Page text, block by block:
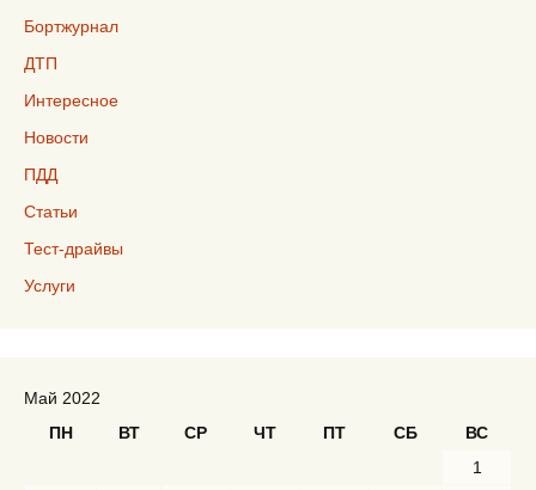
Бортжурнал
ДТП
Интересное
Новости
ПДД
Статьи
Тест-драйвы
Услуги
Май 2022
ПН
ВТ СР ЧТ ПТ СБ ВС
1